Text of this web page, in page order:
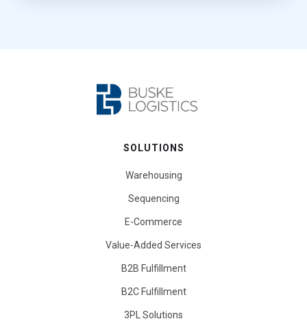
SOLUTIONS
Warehousing
Sequencing
E-Commerce
Value-Added Services
B2B Fulfillment
B2C Fulfillment
3PL Solutions